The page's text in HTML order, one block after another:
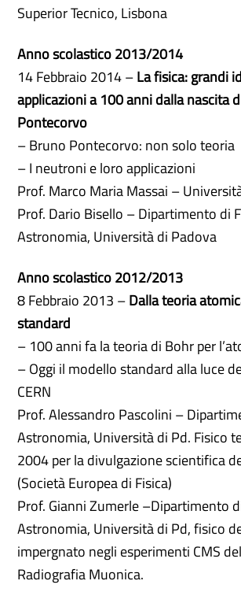
Superior Tecnico, Lisbona
Anno scolastico 2013/2014
14 Febbraio 2014 –La fisica: grandi
applicazioni a 100 anni dalla nascita
Pontecorvo
– Bruno Pontecorvo: non solo teoria
– I neutroni e loro applicazioni
Prof. Marco Maria Massai –
Prof. Dario Bisello – Dipartimento di
Astronomia, Università di Padova
Anno scolastico 2012/2013
8 Febbraio 2013 –Dalla teoria
standard
– 100 anni fa la teoria di Bohr per
– Oggi il modello standard alla luce
CERN
Prof. Alessandro Pascolini –
Astronomia, Università di Pd. Fisico
2004 per la divulgazione scientifica
(Società Europea di Fisica)
Prof. Gianni Zumerle –Dipartimento
Astronomia, Università di Pd, fisico
impergnato negli esperimenti CMS
Radiografia Muonica.